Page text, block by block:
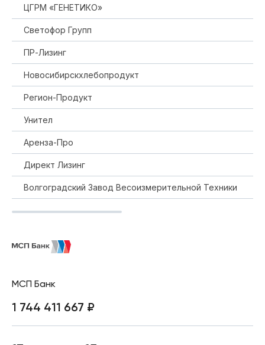
ЦГРМ «ГЕНЕТИКО»
Светофор Групп
ПР-Лизинг
Новосибирскхлебопродукт
Регион-Продукт
Унител
Аренза-Про
Директ Лизинг
Волгоградский Завод Весоизмерительной Техники
МСП Банк
1 744 411 667 ₽